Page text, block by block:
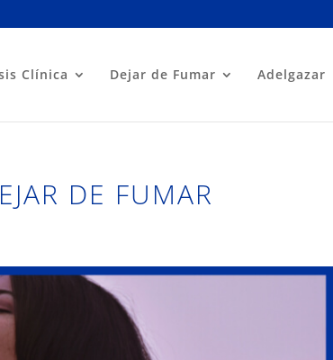
Clínica Dejar de Fumar Adelgazar
DE FUMAR